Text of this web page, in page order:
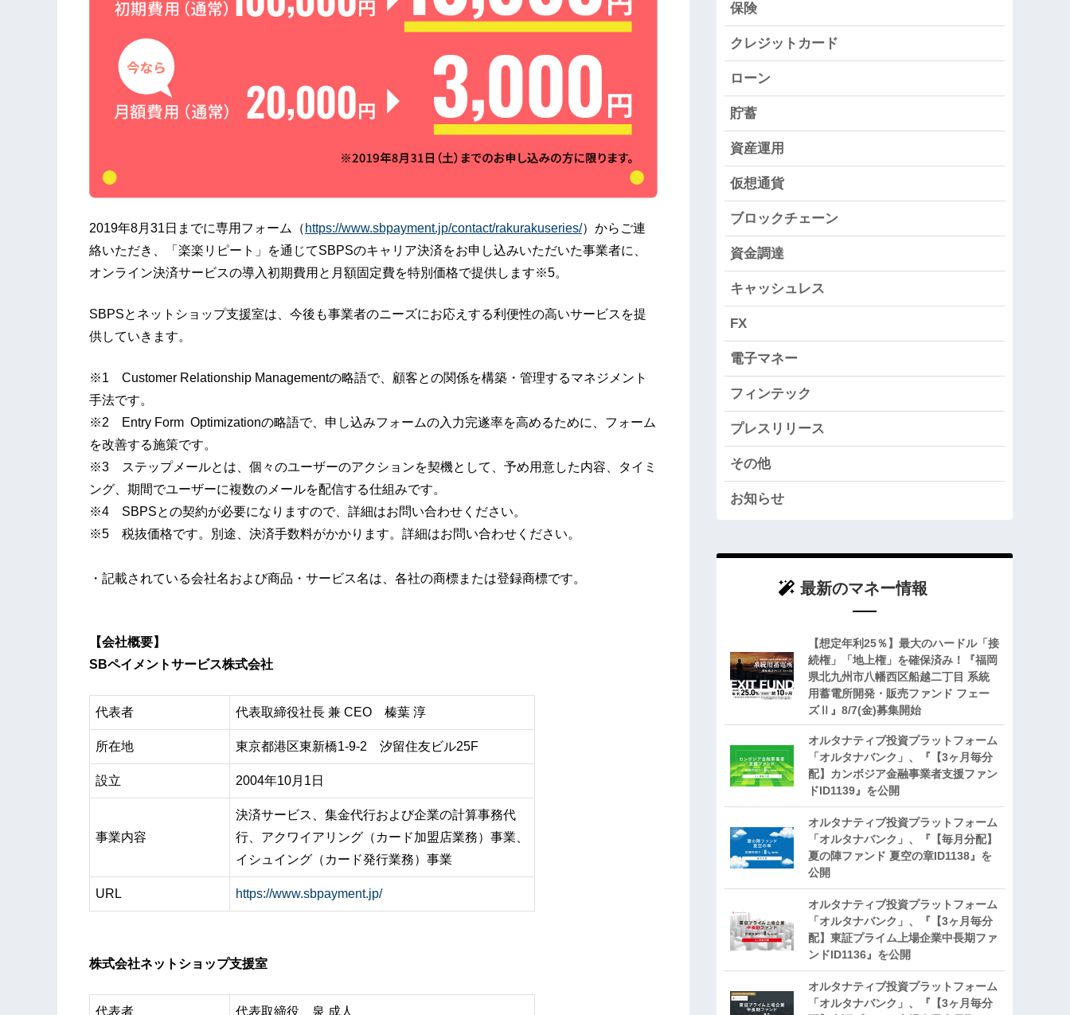
2019年8月31日までに専用フォーム（ https://www.sbpayment.jp/contact/rakurakuseries/）からご連
絡いただき、「楽楽リピート」を通じてSBPSのキャリア決済をお申し込みいただいた事業者に、
オンライン決済サービスの導入初期費用と月額固定費を特別価格で提供します※5。
SBPSとネットショップ支援室は、今後も事業者のニーズにお応えする利便性の高いサービスを提
供していきます。
※1 Customer Relationship Managementの略語で、顧客との関係を構築・管理するマネジメント
手法です。
※2 Entry Form Optimizationの略語で、申し込みフォームの入力完遂率を高めるために、フォーム
を改善する施策です。
※3 ステップメールとは、個々のユーザーのアクションを契機として、予め用意した内容、タイミ
ング、期間でユーザーに複数のメールを配信する仕組みです。
※4 SBPSとの契約が必要になりますので、詳細はお問い合わせください。
※5 税抜価格です。別途、決済手数料がかかります。詳細はお問い合わせください。
・記載されている会社名および商品・サービス名は、各社の商標または登録商標です。
【会社概要】
SBペイメントサービス株式会社
代表者 代表取締役社長 兼 CEO 榛葉 淳
所在地 東京都港区東新橋1-9-2 汐留住友ビル25F
設立 2004年10月1日
事業内容
決済サービス、集金代行および企業の計算事務代
行、アクワイアリング（カード加盟店業務）事業、
イシュイング（カード発行業務）事業
URL https://www.sbpayment.jp/
株式会社ネットショップ支援室
代表者 代表取締役 泉 成人
保険
クレジットカード
ローン
貯蓄
資産運用
仮想通貨
ブロックチェーン
資金調達
キャッシュレス
FX
電子マネー
フィンテック
プレスリリース
その他
お知らせ
最新のマネー情報
【想定年利25％】最大のハードル「接
続権」「地上権」を確保済み！『福岡
県北九州市八幡西区船越二丁目 系統
用蓄電所開発・販売ファンド フェー
ズⅡ』8/7(金)募集開始
オルタナティブ投資プラットフォーム
「オルタナバンク」、『【3ヶ月毎分
配】カンボジア金融事業者支援ファン
ドID1139』を公開
オルタナティブ投資プラットフォーム
「オルタナバンク」、『【毎月分配】
夏の陣ファンド 夏空の章ID1138』を
公開
オルタナティブ投資プラットフォーム
「オルタナバンク」、『【3ヶ月毎分
配】東証プライム上場企業中長期ファ
ンドID1136』を公開
オルタナティブ投資プラットフォーム
「オルタナバンク」、『【3ヶ月毎分